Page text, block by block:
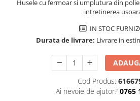
Comode si Bufete
Husele cu fermoar si umplutura din
intretinerea
IN STOC
Durata de livrare: Livrare in
Cod Produs:
Ai nevoie de ajutor? 0765